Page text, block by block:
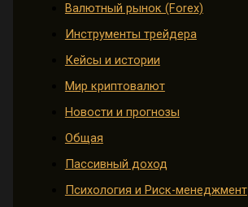
Валютный рынок (Forex)
Инструменты трейдера
Кейсы и истории
Мир криптовалют
Новости и прогнозы
Общая
Пассивный доход
Психология и Риск-менеджмент